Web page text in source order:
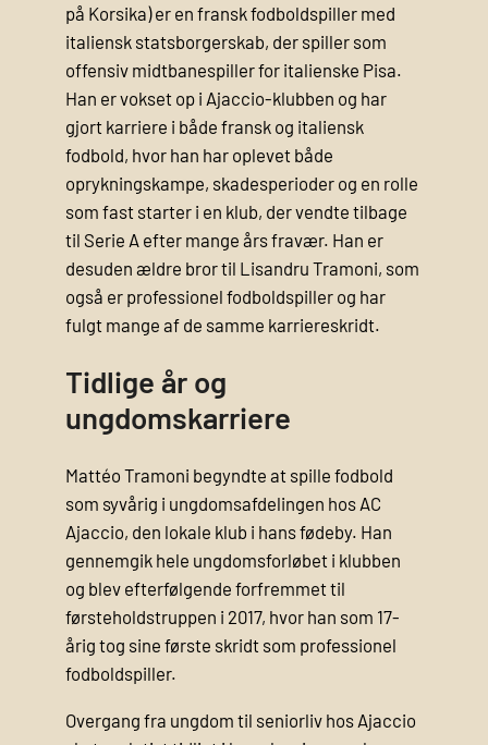
på Korsika) er en fransk fodboldspiller med
italiensk statsborgerskab, der spiller som
offensiv midtbanespiller for italienske Pisa.
Han er vokset op i Ajaccio-klubben og har
gjort karriere i både fransk og italiensk
fodbold, hvor han har oplevet både
oprykningskampe, skadesperioder og en rolle
som fast starter i en klub, der vendte tilbage
til Serie A efter mange års fravær. Han er
desuden ældre bror til Lisandru Tramoni, som
også er professionel fodboldspiller og har
fulgt mange af de samme karriereskridt.
Tidlige år og
ungdomskarriere
Mattéo Tramoni begyndte at spille fodbold
som syvårig i ungdomsafdelingen hos AC
Ajaccio, den lokale klub i hans fødeby. Han
gennemgik hele ungdomsforløbet i klubben
og blev efterfølgende forfremmet til
førsteholdstruppen i 2017, hvor han som 17-
årig tog sine første skridt som professionel
fodboldspiller.
Overgang fra ungdom til seniorliv hos Ajaccio